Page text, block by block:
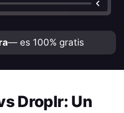
— es 100% gratis
Droplr: Un